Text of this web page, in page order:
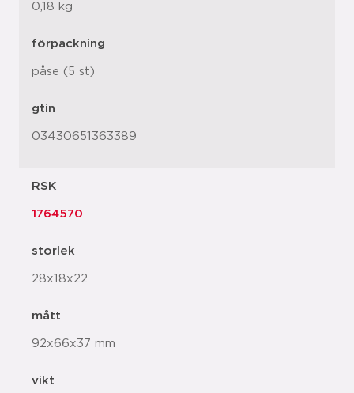
0,18 kg
förpackning
påse (5 st)
gtin
03430651363389
RSK
1764570
storlek
28x18x22
mått
92x66x37 mm
vikt